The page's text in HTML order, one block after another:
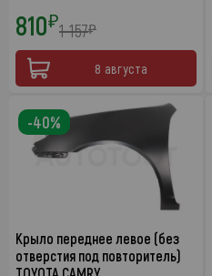
810₽1 157₽
8 августа
Крыло переднее левое (без
отверстия под повторитель)
-40%